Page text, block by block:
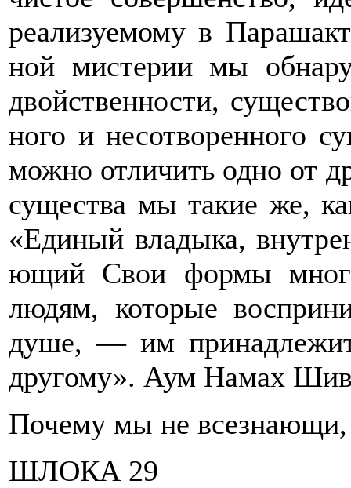
реализуемому в
ной мистерии мы
двойственности,
ного и несотворенного
можно отличить одно от
существа мы такие же,
«Единый владыка,
ющий Свои формы
людям, которые
душе, — им
другому». Аум Намах
Почему мы не
ШЛОКА 29